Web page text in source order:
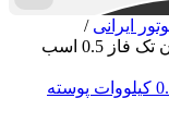
ایرانی /
الکتروموتور الکتروژن تک فاز 0.5 اسب